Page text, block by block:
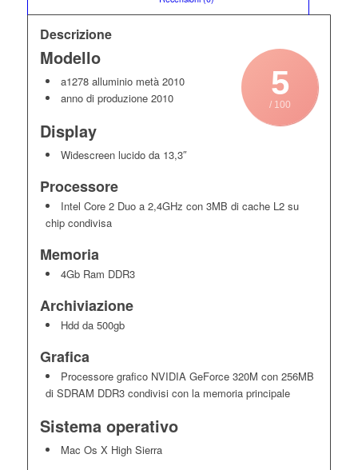
Descrizione
5
/ 100
Modello
a1278 alluminio metà 2010
anno di produzione 2010
Display
Widescreen lucido da 13,3″
Processore
Intel Core 2 Duo a 2,4GHz con 3MB di cache L2 su
chip condivisa
Memoria
4Gb Ram DDR3
Archiviazione
Hdd da 500gb
Grafica
Processore grafico NVIDIA GeForce 320M con 256MB
di SDRAM DDR3 condivisi con la memoria principale
Sistema operativo
Mac Os X High Sierra